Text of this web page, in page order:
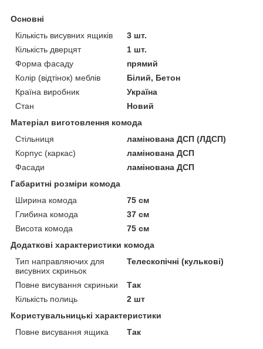
Основні
Кількість висувних ящиків
3 шт.
Кількість дверцят
1 шт.
Форма фасаду
прямий
Колір (відтінок) меблів
Білий, Бетон
Країна виробник
Україна
Стан
Новий
Матеріал виготовлення комода
Стільниця
ламінована ДСП (ЛДСП)
Корпус (каркас)
ламінована ДСП
Фасади
ламінована ДСП
Габаритні розміри комода
Ширина комода
75 см
Глибина комода
37 см
Висота комода
75 см
Додаткові характеристики комода
Тип направляючих для
висувних скриньок
Телескопічні (кулькові)
Повне висування скриньки
Так
Кількість полиць
2 шт
Користувальницькі характеристики
Повне висування ящика
Так